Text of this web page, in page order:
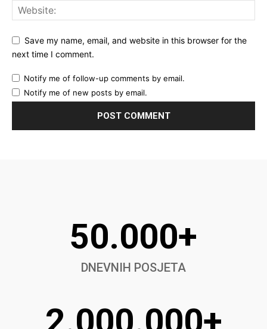
Save my name, email, and website in this browser for the
next time I comment.
Notify me of follow-up comments by email.
Notify me of new posts by email.
50.000+
DNEVNIH POSJETA